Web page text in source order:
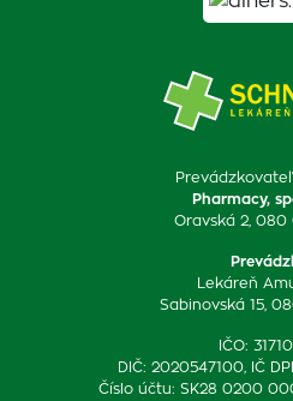
Pharmacy,
Oravská 2, 080
Lekáreň
Sabinovská 15,
IČO:
DIČ: 2020547100, IČ
Číslo účtu: SK28 0200